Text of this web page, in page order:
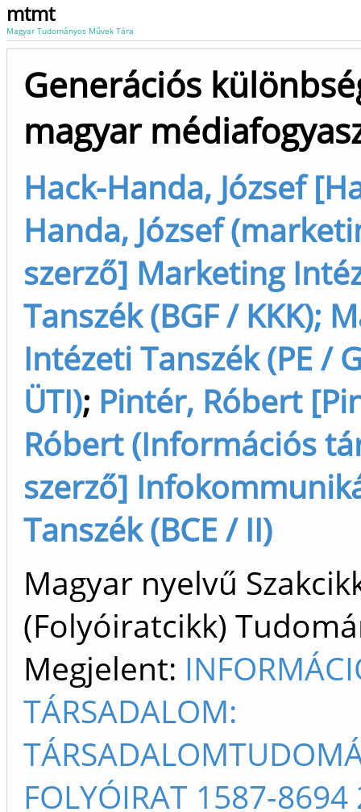
mtmt
Magyar Tudományos Művek Tára
Generációs
magyar
Hack-Handa, József
Handa, József
szerző] Marketing
Tanszék (BGF / KKK);
Intézeti Tanszék (PE /
ÜTI); Pintér, Róbert
Róbert (Információs
szerző]
Tanszék (BCE / II)
Magyar nyelvű
(Folyóiratcikk)
Megjelent:
TÁRSADALOM:
FOLYÓIRAT 1587-